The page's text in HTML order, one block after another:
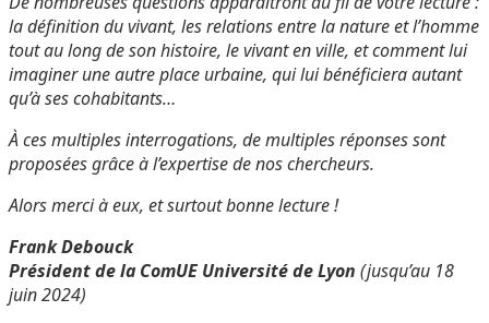
la définition du vivant, les relations entre la nature et l’homme
tout au long de son histoire, le vivant en ville, et comment lui
imaginer une autre place urbaine, qui lui bénéficiera autant
qu’à ses cohabitants…
À ces multiples interrogations, de multiples réponses sont
proposées grâce à l’expertise de nos chercheurs.
Alors merci à eux, et surtout bonne lecture !
Frank Debouck
Président de la ComUE Université de Lyon (jusqu’au 18
juin 2024)